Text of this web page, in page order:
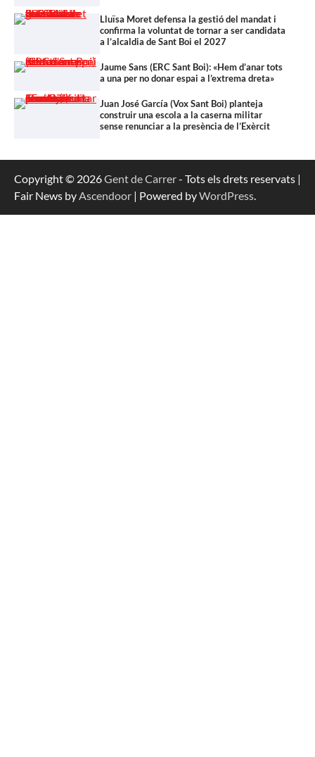
Lluïsa Moret defensa la gestió del mandat i
confirma la voluntat de tornar a ser candidata
a l’alcaldia de Sant Boi el 2027
Jaume Sans (ERC Sant Boi): «Hem d’anar tots
a una per no donar espai a l’extrema dreta»
Juan José García (Vox Sant Boi) planteja
construir una escola a la caserna militar
sense renunciar a la presència de l’Exèrcit
Copyright © 2026Gent de Carrer- Tots els drets reservats |
Fair News by Ascendoor | Powered byWordPress